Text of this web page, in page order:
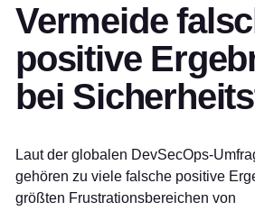
Vermeide
positive
bei
Laut der globalen DevSecOps-
gehören zu viele falsche positive
größten Frustrationsbereichen von